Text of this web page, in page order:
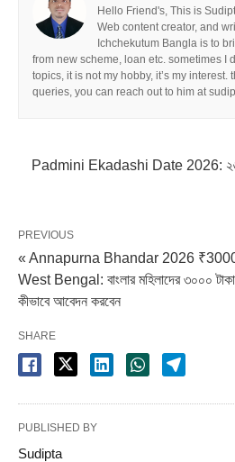
Hello Friend's, This is
Web content creator, and
Ichchekutum Bangla is to
from new scheme, loan etc. sometimes I
topics, it is not my hobby, it’s my interest.
queries, you can reach out to him at
Padmini Ekadashi Date 2026: ২৬ মে
PREVIOUS
« Annapurna Bhandar 2026
West Bengal: বাংলার মহিলাদের ৩০০০ টাকা
কীভাবে আবেদন করবেন
SHARE
PUBLISHED BY
Sudipta